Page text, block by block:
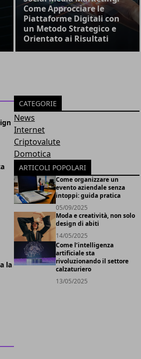
Come Approcciare le
Piattaforme Digitali con
un Metodo Strategico e
Orientato ai Risultati
la
CATEGORIE
News
Internet
Criptovalute
Domotica
ARTICOLI POPOLARI
Come organizzare un
evento aziendale senza
intoppi: guida pratica
05/09/2025
Moda e creatività, non solo
design di abiti
14/05/2025
Come l’intelligenza
artificiale sta
rivoluzionando il settore
calzaturiero
13/05/2025